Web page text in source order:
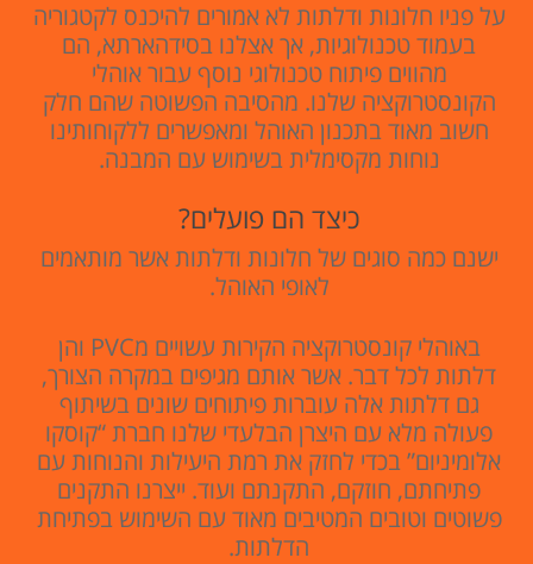
על פניו חלונות ודלתות לא אמורים להיכנס לקטגוריה
בעמוד טכנולוגיות, אך אצלנו בסידהארתא, הם
מהווים פיתוח טכנולוגי נוסף עבור אוהלי
הקונסטרוקציה שלנו. מהסיבה הפשוטה שהם חלק
חשוב מאוד בתכנון האוהל ומאפשרים ללקוחותינו
נוחות מקסימלית בשימוש עם המבנה.
כיצד הם פועלים?
ישנם כמה סוגים של חלונות ודלתות אשר מותאמים
לאופי האוהל.
באוהלי קונסטרוקציה הקירות עשויים מPVC והן
דלתות לכל דבר. אשר אותם מגיפים במקרה הצורך,
גם דלתות אלה עוברות פיתוחים שונים בשיתוף
פעולה מלא עם היצרן הבלעדי שלנו חברת “קוסקו
אלומיניום” בכדי לחזק את רמת היעילות והנוחות עם
פתיחתם, חוזקם, התקנתם ועוד. ייצרנו התקנים
פשוטים וטובים המטיבים מאוד עם השימוש בפתיחת
הדלתות.